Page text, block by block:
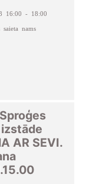
16:00 - 18:00
saieta nams
AR SEVI.